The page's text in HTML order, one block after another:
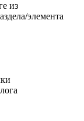
из
элемента